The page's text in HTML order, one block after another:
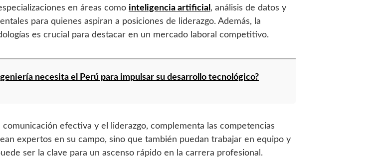
en áreas como inteligencia artificial , análisis de datos y
para quienes aspiran a posiciones de liderazgo. Además, la
es crucial para destacar en un mercado laboral competitivo.
necesita el Perú para impulsar su desarrollo tecnológico?
comunicación efectiva y el liderazgo, complementa las competencias
expertos en su campo, sino que también puedan trabajar en equipo y
ser la clave para un ascenso rápido en la carrera profesional.